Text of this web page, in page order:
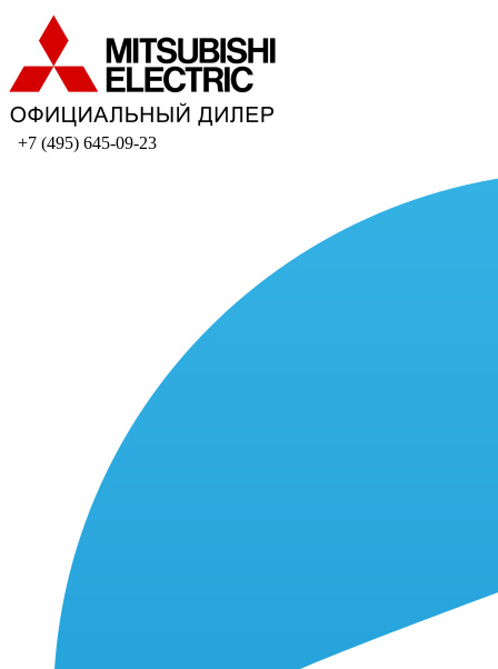
+7 (495) 645-09-23